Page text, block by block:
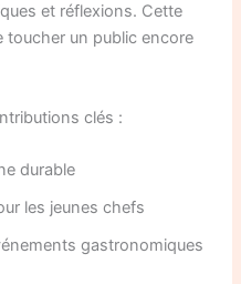
et réflexions. Cette
toucher un public encore
clés :
durable
les jeunes chefs
gastronomiques